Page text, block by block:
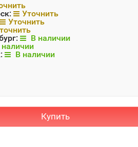
Уточнить
Уточнить
В наличии
наличии
В наличии
Купить